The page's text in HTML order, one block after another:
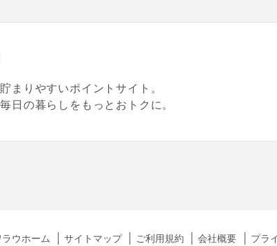
まりやすいポイントサイト。
日の暮らしをもっとおトクに。
ラウホーム サイトマップ ご利用規約 会社概要 プラ